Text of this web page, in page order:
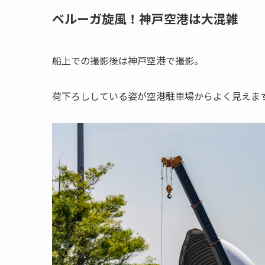
ベルーガ旋風！神戸空港は大混雑
船上での撮影後は神戸空港で撮影。
荷下ろししている姿が空港駐車場からよく見えま